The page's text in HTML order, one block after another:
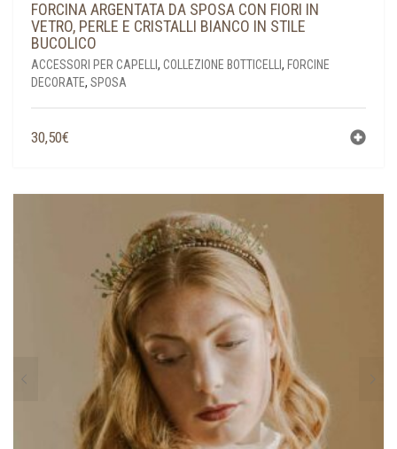
FORCINA ARGENTATA DA SPOSA CON FIORI IN
VETRO, PERLE E CRISTALLI BIANCO IN STILE
BUCOLICO
ACCESSORI PER CAPELLI , COLLEZIONE BOTTICELLI , FORCINE
DECORATE, SPOSA
30,50€